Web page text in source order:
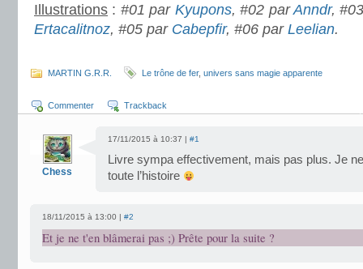
Illustrations : #01 par Kyupons, #02 parAnndr,
Ertacalitnoz, #05 par Cabepfir, #06 par Leelian.
MARTIN G.R.R. Le trône de fer, univers sans magie apparente
Commenter Trackback
Chess
17/11/2015 à 10:37 | #1
Livre sympa effectivement, mais pas plus. Je
toute l’histoire
18/11/2015 à 13:00 | #2
Et je ne t'en blâmerai pas ;) Prête pour la suite ?